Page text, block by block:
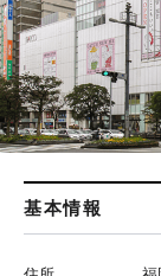
基本情報